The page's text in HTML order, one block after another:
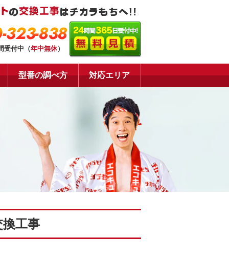
323-838
受付中（年中無休）
型番の調べ方 対応エリア
工事